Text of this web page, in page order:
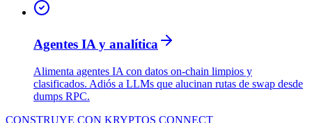
Agentes IA y analítica
Alimenta agentes IA con datos on-chain limpios y
clasificados. Adiós a LLMs que alucinan rutas de swap desde
dumps RPC.
CONSTRUYE CON KRYPTOS CONNECT